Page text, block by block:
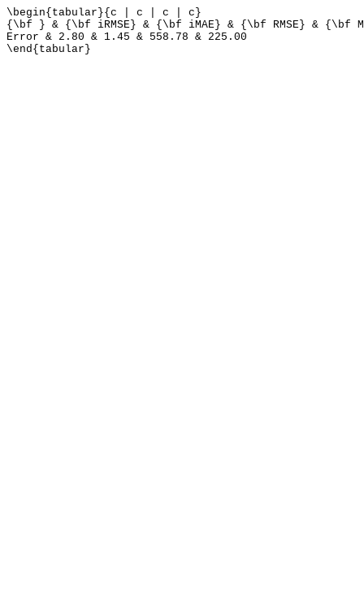
\begin{tabular}{c | c | c | c}
{\bf } & {\bf iRMSE} & {\bf iMAE} & {\bf RMSE} & {\bf
Error & 2.80 & 1.45 & 558.78 & 225.00
\end{tabular}